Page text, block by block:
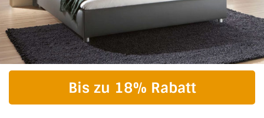
Bis zu 18% Rabatt